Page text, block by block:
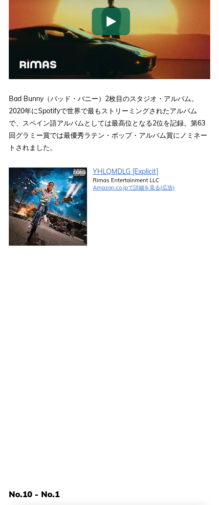
Bad Bunny（バッド・バニー）2枚目のスタジオ・アルバム。
2020年にSpotifyで世界で最もストリーミングされたアルバム
で、スペイン語アルバムとしては最高位となる2位を記録。第63
回グラミー賞では最優秀ラテン・ポップ・アルバム賞にノミネー
トされました。
YHLQMDLG [Explicit]
Rimas Entertainment LLC
Amazon.co.jpで詳細を見る(広告)
No.10 - No.1